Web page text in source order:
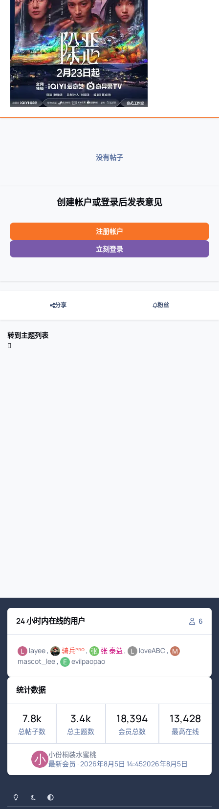
没有帖子
创建帐户或登录后发表意见
注册帐户
立刻登录
分享 粉丝
转到主题列表
24 小时内在线的用户 6
layee 骑兵ᴾᴿᴼ 张 泰益
loveABC
mascot_lee
evilpaopao
统计数据
7.8k
总帖子数
3.4k
总主题数
18,394
会员总数
13,428
最高在线
小份桐装水蜜桃
最新会员 ·2026年8月5日 14:452026年8月5日
浅色模式黑暗模式系统偏好